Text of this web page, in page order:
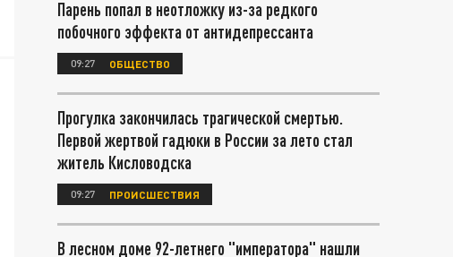
Парень попал в неотложку из-за редкого
побочного эффекта от антидепрессанта
09:27 ОБЩЕСТВО
Прогулка закончилась трагической смертью.
Первой жертвой гадюки в России за лето стал
житель Кисловодска
09:27 ПРОИСШЕСТВИЯ
В лесном доме 92-летнего "императора" нашли